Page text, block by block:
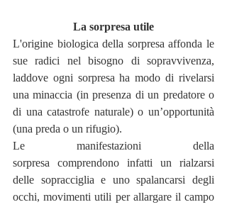
La sorpresa utile
L'origine biologica della sorpresa affonda le
sue radici nel bisogno di sopravvivenza,
laddove ogni sorpresa ha modo di rivelarsi
una minaccia (in presenza di un predatore o
di una catastrofe naturale) o un’opportunità
(una preda o un rifugio).
Le manifestazioni della
sorpresa comprendono infatti un rialzarsi
delle sopracciglia e uno spalancarsi degli
occhi, movimenti utili per allargare il campo